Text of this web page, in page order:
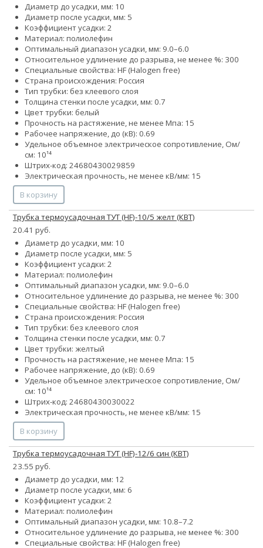
Диаметр до усадки, мм: 10
Диаметр после усадки, мм: 5
Коэффициент усадки: 2
Материал: полиолефин
Оптимальный диапазон усадки, мм: 9.0–6.0
Относительное удлинение до разрыва, не менее %: 300
Специальные свойства: HF (Halogen free)
Страна происхождения: Россия
Тип трубки: без клеевого слоя
Толщина стенки после усадки, мм: 0.7
Цвет трубки: белый
Прочность на растяжение, не менее Мпа: 15
Рабочее напряжение, до (кВ): 0.69
Удельное объемное электрическое сопротивление, Ом/
см: 10¹⁴
Штрих-код: 24680430029859
Электрическая прочность, не менее кВ/мм: 15
В корзину
Трубка термоусадочная ТУТ (HF)-10/5 желт (КВТ)
20.41 руб.
Диаметр до усадки, мм: 10
Диаметр после усадки, мм: 5
Коэффициент усадки: 2
Материал: полиолефин
Оптимальный диапазон усадки, мм: 9.0–6.0
Относительное удлинение до разрыва, не менее %: 300
Специальные свойства: HF (Halogen free)
Страна происхождения: Россия
Тип трубки: без клеевого слоя
Толщина стенки после усадки, мм: 0.7
Цвет трубки: желтый
Прочность на растяжение, не менее Мпа: 15
Рабочее напряжение, до (кВ): 0.69
Удельное объемное электрическое сопротивление, Ом/
см: 10¹⁴
Штрих-код: 24680430030022
Электрическая прочность, не менее кВ/мм: 15
В корзину
Трубка термоусадочная ТУТ (HF)-12/6 син (КВТ)
23.55 руб.
Диаметр до усадки, мм: 12
Диаметр после усадки, мм: 6
Коэффициент усадки: 2
Материал: полиолефин
Оптимальный диапазон усадки, мм: 10.8–7.2
Относительное удлинение до разрыва, не менее %: 300
Специальные свойства: HF (Halogen free)